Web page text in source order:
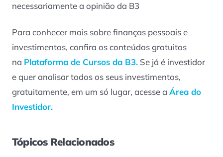
necessariamente a opinião da B3
Para conhecer mais sobre finanças pessoais e
investimentos, confira os conteúdos gratuitos
na Plataforma de Cursos da B3. Se já é investidor
e quer analisar todos os seus investimentos,
gratuitamente, em um só lugar, acesse a Área do
Investidor.
Tópicos Relacionados